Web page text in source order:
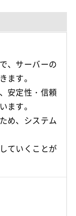
、サーバーの
ます。
安定性・信頼
ます。
め、システム
ていくことが